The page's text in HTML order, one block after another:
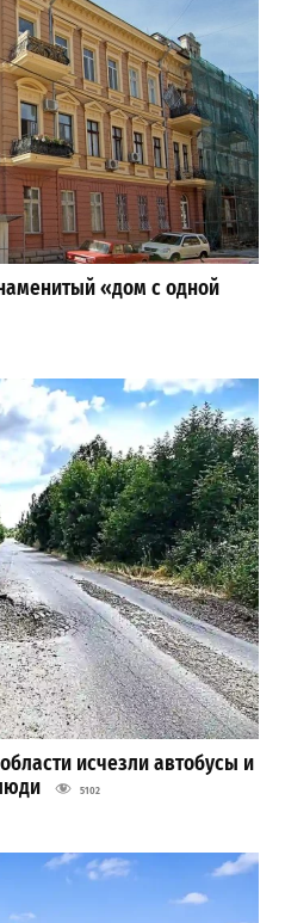
«дом с одной
исчезли автобусы и
5102